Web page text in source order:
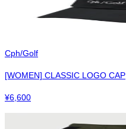
Cph/Golf
[WOMEN] CLASSIC LOGO CAP
¥6,600